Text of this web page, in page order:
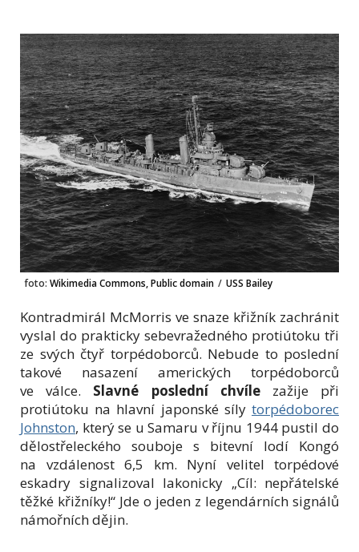
foto: Wikimedia Commons, Public domain / USS Bailey
Kontradmirál McMorris ve snaze křižník zachránit
vyslal do prakticky sebevražedného protiútoku tři
ze svých čtyř torpédoborců. Nebude to poslední
takové nasazení amerických torpédoborců
ve válce. Slavné poslední chvílezažije při
protiútoku na hlavní japonské síly torpédoborec
Johnston, který se u Samaru v říjnu 1944 pustil do
dělostřeleckého souboje s bitevní lodí Kongó
na vzdálenost 6,5 km. Nyní velitel torpédové
eskadry signalizoval lakonicky „Cíl: nepřátelské
těžké křižníky!“ Jde o jeden z legendárních signálů
námořních dějin.